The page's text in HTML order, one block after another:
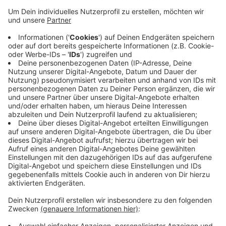
Veröffentlicht:Donnerstag, 12.12.2019 05:55
Anzeige
So sollen die Probleme der Kunden besser verstanden
werden. Die Gesprächspartner stehen am Bertha-von-
Suttner-Platz und am Hauptbahnhof sowie am
Konrad-Adenauer-Platz sowie in Beuel am Bahnhof.
DG
Anzeige